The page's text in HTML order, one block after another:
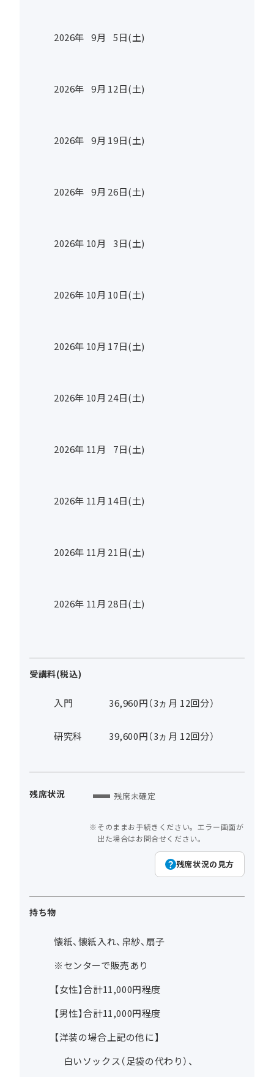
2026年 9月 5日(土)
2026年 9月 12日(土)
2026年 9月 19日(土)
2026年 9月 26日(土)
2026年 10月 3日(土)
2026年 10月 10日(土)
2026年 10月 17日(土)
2026年 10月 24日(土)
2026年 11月 7日(土)
2026年 11月 14日(土)
2026年 11月 21日(土)
2026年 11月 28日(土)
受講料(税込)
入門 36,960円（3ヵ月 12回分）
研究科 39,600円（3ヵ月 12回分）
残席状況 残席未確定
そのままお手続きください。エラー画面が
出た場合はお問合せください。
残席状況の見方
持ち物
懐紙、懐紙入れ、帛紗、扇子
※センターで販売あり
【女性】合計11,000円程度
【男性】合計11,000円程度
【洋装の場合上記の他に】
白いソックス（足袋の代わり）、